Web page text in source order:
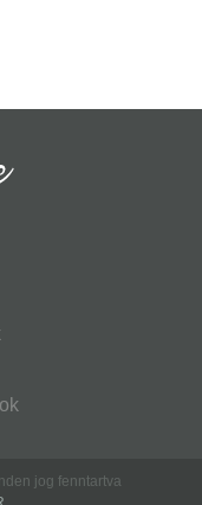
jog fenntartva